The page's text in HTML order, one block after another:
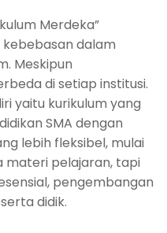
Merdeka”
dalam
Meskipun
di setiap institusi.
yaitu kurikulum yang
SMA dengan
lebih fleksibel, mulai
materi pelajaran, tapi
pengembangan
didik.